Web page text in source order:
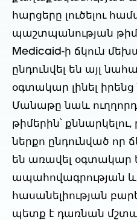
հարցերը լուծելու
պաշտպանության
Medicaid-ի ճկուն
ընդունվել են այլ
օգտակար լինել
Մանաթը նաև
թիմերին՝ քննարկելու,
ներքո ընդունված որ
են առավել օգտակար
ապահովագրության
հասանելիության
պետք է դառնան